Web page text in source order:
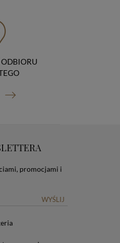
promocjami i
WYŚLIJ